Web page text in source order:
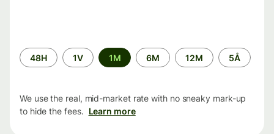
Time
period
48H 1V 1M 6M 12M 5Å
We use the real, mid-market rate with no sneaky mark-up
to hide the fees. Learn more